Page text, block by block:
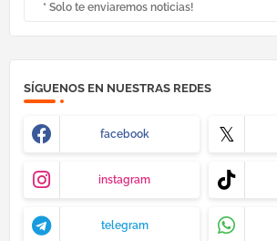
* Solo te enviaremos noticias!
SÍGUENOS EN NUESTRAS REDES
facebook
instagram
telegram